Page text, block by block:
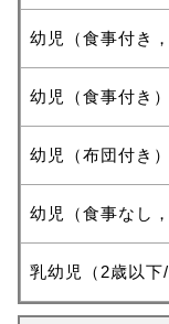
幼児（食事付き
幼児（食事付き）
幼児（布団付き）
幼児（食事なし
乳幼児（2歳以下